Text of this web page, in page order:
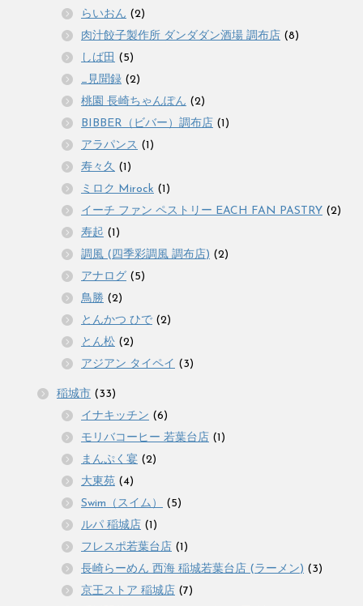
らいおん (2)
肉汁餃子製作所 ダンダダン酒場 調布店 (8)
しば田 (5)
_見聞録 (2)
桃園 長崎ちゃんぽん (2)
BIBBER（ビバー）調布店 (1)
アラパンス (1)
寿々久 (1)
ミロク Mirock (1)
イーチ ファン ペストリー EACH FAN PASTRY (2)
寿起 (1)
調風 (四季彩調風 調布店) (2)
アナログ (5)
鳥勝 (2)
とんかつ ひで (2)
とん松 (2)
アジアン タイペイ (3)
稲城市 (33)
イナキッチン (6)
モリバコーヒー 若葉台店 (1)
まんぷく宴 (2)
大東苑 (4)
Swim（スイム）
(5)
ルパ 稲城店 (1)
フレスポ若葉台店 (1)
長崎らーめん 西海 稲城若葉台店 (ラーメン) (3)
京王ストア 稲城店 (7)